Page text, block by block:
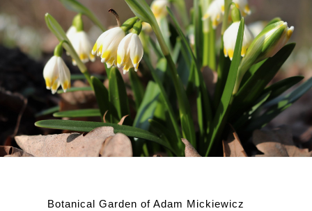
Botanical Garden of Adam Mickiewicz